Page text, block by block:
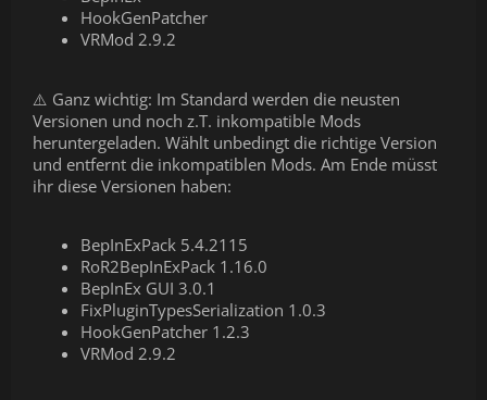
HookGenPatcher
VRMod 2.9.2
⚠️ Ganz wichtig: Im Standard werden die neusten
Versionen und noch z.T. inkompatible Mods
heruntergeladen. Wählt unbedingt die richtige Version
und entfernt die inkompatiblen Mods. Am Ende müsst
ihr diese Versionen haben:
BepInExPack 5.4.2115
RoR2BepInExPack 1.16.0
BepInEx GUI 3.0.1
FixPluginTypesSerialization 1.0.3
HookGenPatcher 1.2.3
VRMod 2.9.2